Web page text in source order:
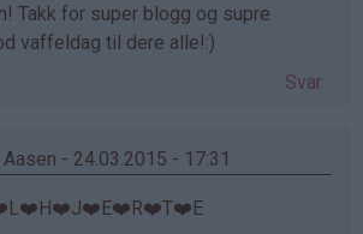
Takk for super blogg og supre
vaffeldag til dere alle!:)
Svar
- 24.03.2015 - 17:31